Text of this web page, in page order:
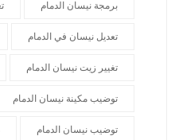
برمجة نيسان الدمام
تعديل نيسان في الدمام
تغيير زيت نيسان الدمام
توضيب مكينة نيسان الدمام
توضيب نيسان الدمام